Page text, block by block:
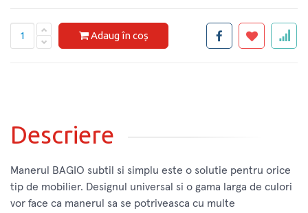
Adaug în coș
Descriere
Manerul BAGIO subtil si simplu este o solutie pentru orice
tip de mobilier. Designul universal si o gama larga de culori
vor face ca manerul sa se potriveasca cu multe